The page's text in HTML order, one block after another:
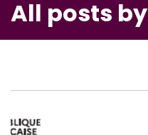
All posts by